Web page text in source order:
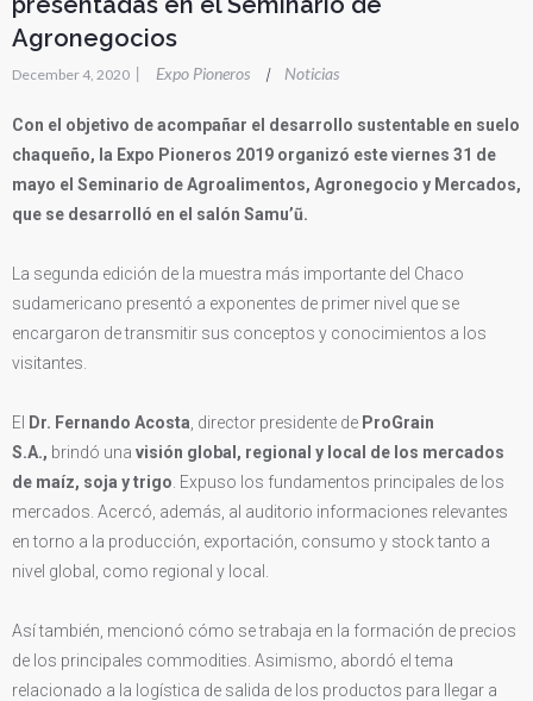
Agronegocios
December 4, 2020 | Expo Pioneros | Noticias
Con el objetivo de acompañar el desarrollo sustentable en suelo
chaqueño, la Expo Pioneros 2019 organizó este viernes 31 de
mayo el Seminario de Agroalimentos, Agronegocio y Mercados,
que se desarrolló en el salón Samu’ũ.
La segunda edición de la muestra más importante del Chaco
sudamericano presentó a exponentes de primer nivel que se
encargaron de transmitir sus conceptos y conocimientos a los
visitantes.
El Dr. Fernando Acosta , director presidente de ProGrain
S.A., brindó una visión global, regional y local de los mercados
de maíz, soja y trigo . Expuso los fundamentos principales de los
mercados. Acercó, además, al auditorio informaciones relevantes
en torno a la producción, exportación, consumo y stock tanto a
nivel global, como regional y local.
Así también, mencionó cómo se trabaja en la formación de precios
de los principales commodities. Asimismo, abordó el tema
relacionado a la logística de salida de los productos para llegar a